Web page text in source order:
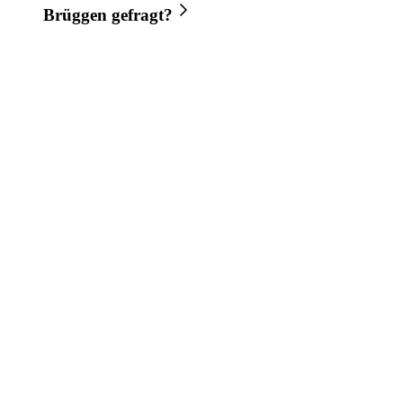
Brüggen gefragt?